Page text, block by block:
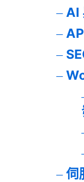
AI
伺